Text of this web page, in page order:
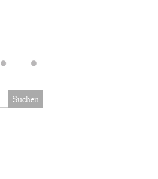
Suchen